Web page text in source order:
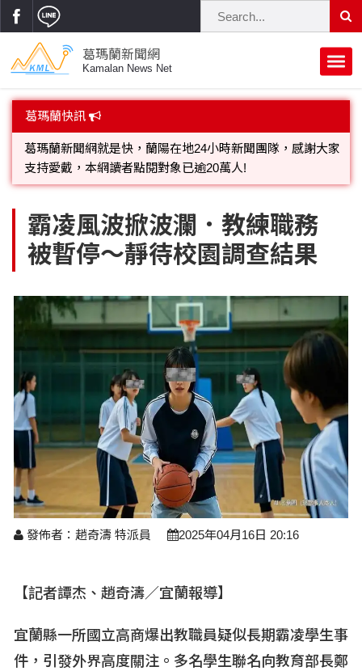
葛瑪蘭新聞網
Kamalan News Net
首頁
蘭陽大代誌
府會議題
街坊大小事
交通警消
地方大小事
校園動態
原住民動態
軍事新聞
立法院
黨政新聞
選舉新聞
總統大選
縣市長選舉
鄉鎮長村里長選舉
五合一選舉
溫馨關懷
公益行善
民俗薪傳
藝文展覽
專題講座
話說文史
水色流光映城東～名家齊聚展藝風
時尚你我他
休閒旅遊
時尚行業
美食料理
景點介紹
醫療養生
醫藥新訊
衞生保健
【博愛醫療公益服務隊】專欄
產業科技
科技新知
產業招商
求職徵才
農林漁牧
房產理財
我要爆料
網友爆料
檢舉投訴
活動專頁
讀者投稿
全國運動會
宜蘭國際童玩節
運動賽事
葛瑪蘭快訊
葛瑪蘭新聞網就是快，蘭陽在地24小時新聞團隊，感謝大家
支持愛戴，本網讀者點閱對象已逾20萬人!
網;詳洽各記者或聯繫：0910-259565洽詢。
霸凌風波掀波瀾．教練職務
被暫停～靜待校園調查結果
發佈者：趙奇濤 特派員 2025年04月16日 20:16
【記者譚杰、趙奇濤／宜蘭報導】
宜蘭縣一所國立高商爆出教職員疑似長期霸凌學生事
件，引發外界高度關注。多名學生聯名向教育部長鄭